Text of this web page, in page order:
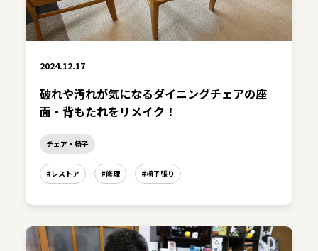
2024.12.17
破れや汚れが気になるダイニングチェアの座
面・背もたれをリメイク！
チェア・椅子
#レストア #修理 #椅子張り